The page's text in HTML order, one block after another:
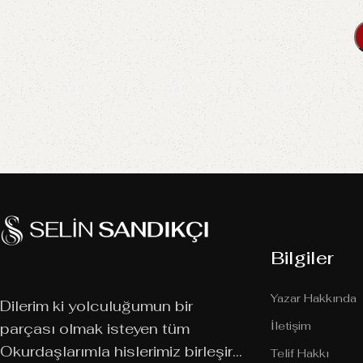
Dilerim ki yolculuğumun bir
parçası olmak isteyen tüm
Okurdaşlarımla hislerimiz birleşir…
Bilgiler
Yazar Hakkında
İletişim
Telif Hakkı